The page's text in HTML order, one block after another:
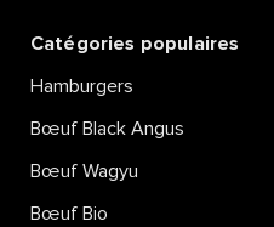
Catégories populaires
Hamburgers
Bœuf Black Angus
Bœuf Wagyu
Bœuf Bio